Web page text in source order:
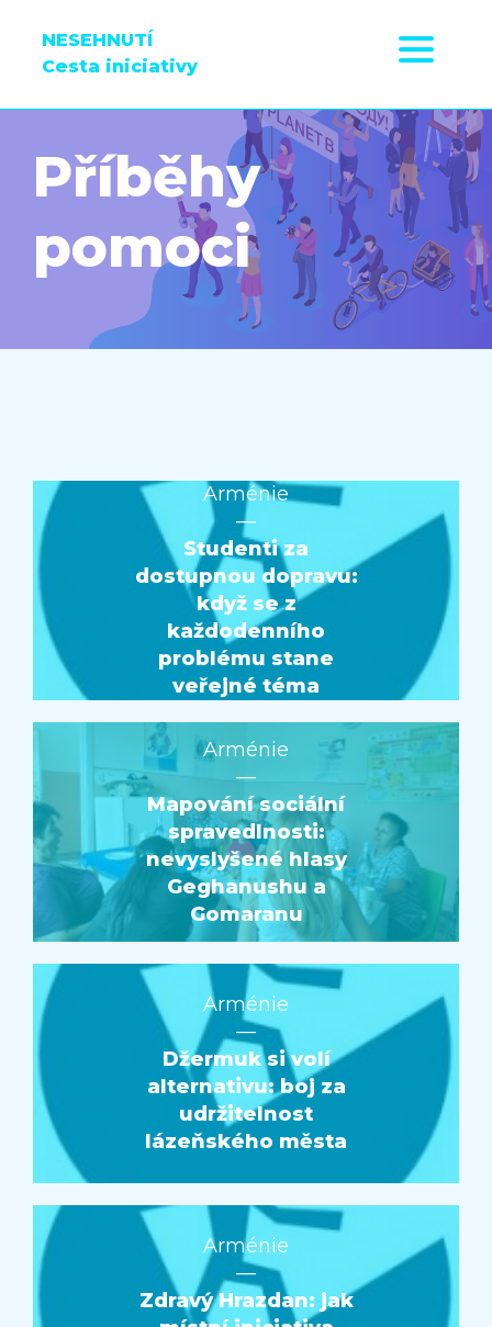
NESEHNUTÍ
Cesta iniciativy
Příběhy
pomoci
Arménie
—
Studenti za
dostupnou dopravu:
když se z
každodenního
problému stane
veřejné téma
Arménie
—
Mapování sociální
spravedlnosti:
nevyslyšené hlasy
Geghanushu a
Gomaranu
Arménie
—
Džermuk si volí
alternativu: boj za
udržitelnost
lázeňského města
Arménie
—
Zdravý Hrazdan: jak